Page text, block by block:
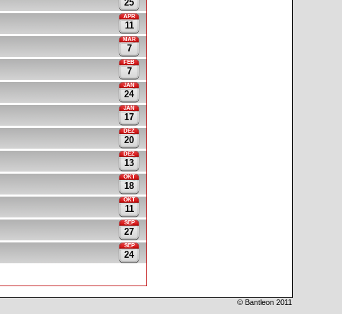
25
APR
11
MÄR
7
FEB
7
JAN
24
JAN
17
DEZ
20
DEZ
13
OKT
18
OKT
11
SEP
27
SEP
24
© Bantleon 2011